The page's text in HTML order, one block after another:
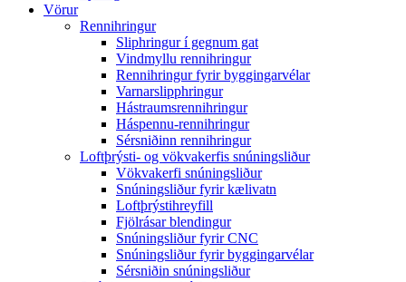
Vörur
Rennihringur
Sliphringur í gegnum gat
Vindmyllu rennihringur
Rennihringur fyrir byggingarvélar
Varnarslipphringur
Hástraumsrennihringur
Háspennu-rennihringur
Sérsniðinn rennihringur
Loftþrýsti- og vökvakerfis snúningsliður
Vökvakerfi snúningsliður
Snúningsliður fyrir kælivatn
Loftþrýstihreyfill
Fjölrásar blendingur
Snúningsliður fyrir CNC
Snúningsliður fyrir byggingarvélar
Sérsniðin snúningsliður